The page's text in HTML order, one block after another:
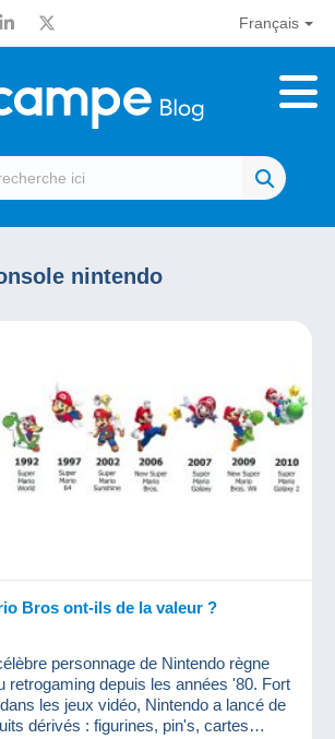
Français
nintendo
Bros ont-ils de la valeur ?
personnage de Nintendo règne
retrogaming depuis les années '80. Fort
les jeux vidéo, Nintendo a lancé de
dérivés : figurines, pin's, cartes